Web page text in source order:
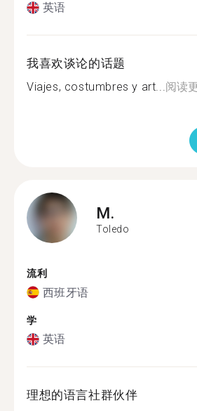
英语
我喜欢谈论的话题
Viajes, costumbres y art...阅读
M.
Toledo
流利
西班牙语
学
英语
理想的语言社群伙伴